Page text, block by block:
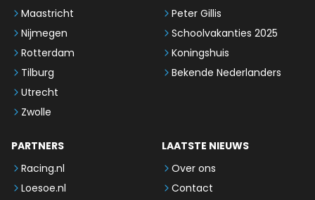
Maastricht
Nijmegen
Rotterdam
Tilburg
Utrecht
Zwolle
Peter Gillis
Schoolvakanties 2025
Koningshuis
Bekende Nederlanders
PARTNERS
Racing.nl
Loesoe.nl
LAATSTE NIEUWS
Over ons
Contact